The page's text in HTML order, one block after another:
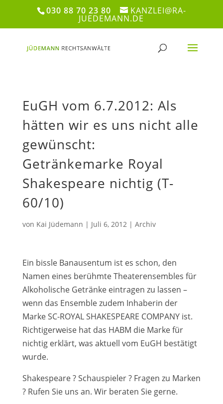
030 88 70 23 80 KANZLEI@RA-
JUEDEMANN.DE
EuGH vom 6.7.2012: Als
hätten wir es uns nicht alle
gewünscht:
Getränkemarke Royal
Shakespeare nichtig (T-
60/10)
von Kai Jüdemann | Juli 6, 2012| Archiv
Ein bissle Banausentum ist es schon, den
Namen eines berühmte Theaterensembles für
Alkoholische Getränke eintragen zu lassen –
wenn das Ensemble zudem Inhaberin der
Marke SC-ROYAL SHAKESPEARE COMPANY ist.
Richtigerweise hat das HABM die Marke für
nichtig erklärt, was aktuell vom EuGH bestätigt
wurde.
Shakespeare ? Schauspieler ? Fragen zu Marken
? Rufen Sie uns an. Wir beraten Sie gerne.